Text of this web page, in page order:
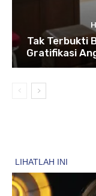
Tak Terbukti
Gratifikasi